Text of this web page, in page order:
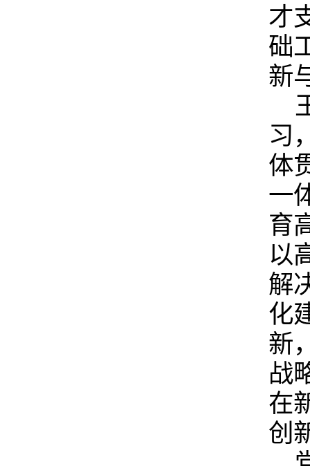
才
础
新
习
体
一
育
以
解
化
新
战
在
创